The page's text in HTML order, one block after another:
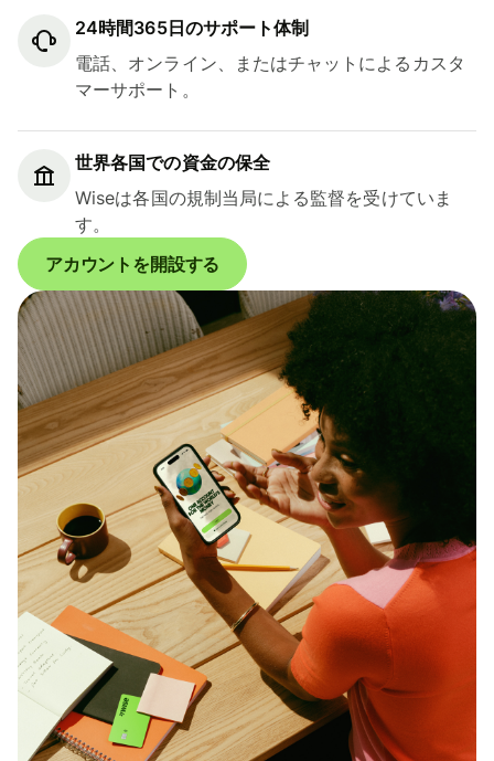
24時間365日のサポート体制
電話、オンライン、またはチャットによるカスタ
マーサポート。
世界各国での資金の保全
Wiseは各国の規制当局による監督を受けていま
す。
アカウントを開設する